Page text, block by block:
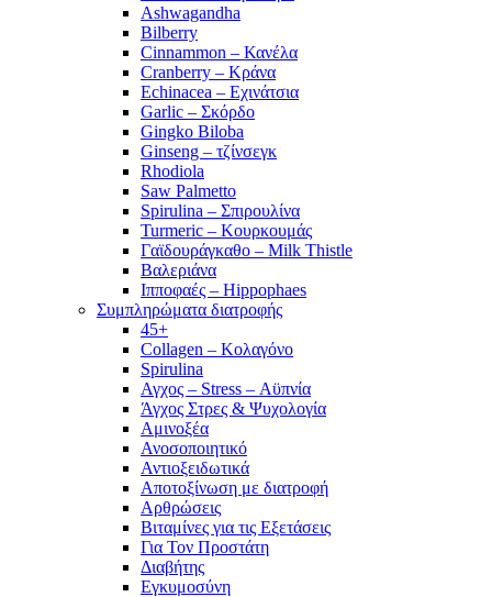
Ashwagandha
Bilberry
Cinnammon – Κανέλα
Cranberry – Κράνα
Echinacea – Εχινάτσια
Garlic – Σκόρδο
Gingko Biloba
Ginseng – τζίνσεγκ
Rhodiola
Saw Palmetto
Spirulina – Σπιρουλίνα
Turmeric – Κουρκουμάς
Γαϊδουράγκαθο – Milk Thistle
Βαλεριάνα
Ιπποφαές – Hippophaes
Συμπληρώματα διατροφής
45+
Collagen – Κολαγόνο
Spirulina
Αγχος – Stress – Αϋπνία
Άγχος Στρες & Ψυχολογία
Αμινοξέα
Ανοσοποιητικό
Αντιοξειδωτικά
Αποτοξίνωση με διατροφή
Αρθρώσεις
Βιταμίνες για τις Εξετάσεις
Για Τον Προστάτη
Διαβήτης
Εγκυμοσύνη